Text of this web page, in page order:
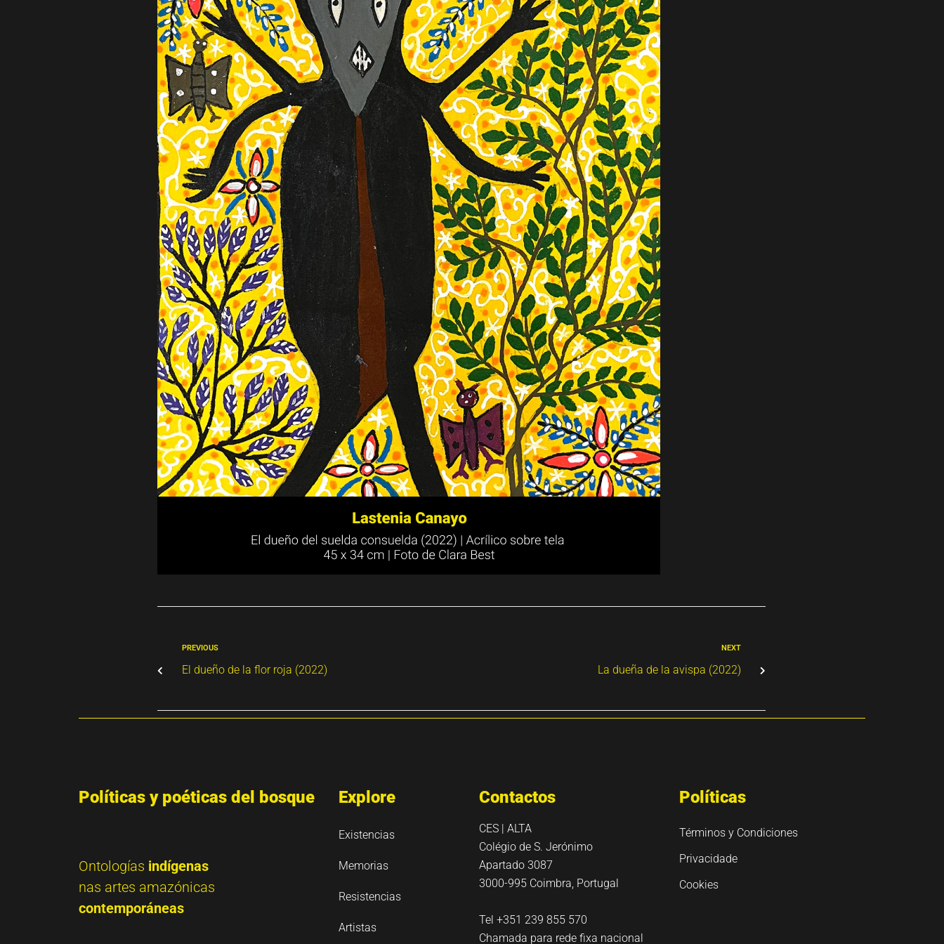
PREVIOUS
El dueño de la flor roja (2022)
NEXT
La dueña de la avispa (2022)
Políticas y poéticas del bosque
Ontologías indígenas
nas artes amazónicas
contemporáneas
Explore
Existencias
Memorias
Resistencias
Artistas
Contactos
CES | ALTA
Colégio de S. Jerónimo
Apartado 3087
3000-995 Coimbra, Portugal
Tel +351 239 855 570
Chamada para rede fixa nacional
Políticas
Términos y Condiciones
Privacidade
Cookies